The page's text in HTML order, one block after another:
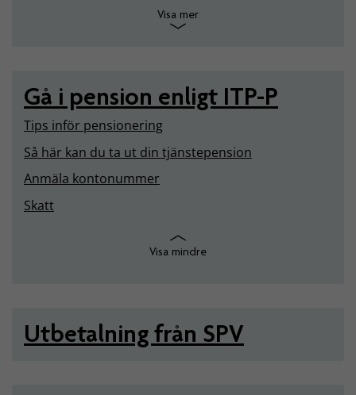
Visa mer
Gå i pension enligt ITP-P
Tips inför pensionering
Så här kan du ta ut din tjänstepension
Anmäla kontonummer
Skatt
Visa mindre
Utbetalning från SPV